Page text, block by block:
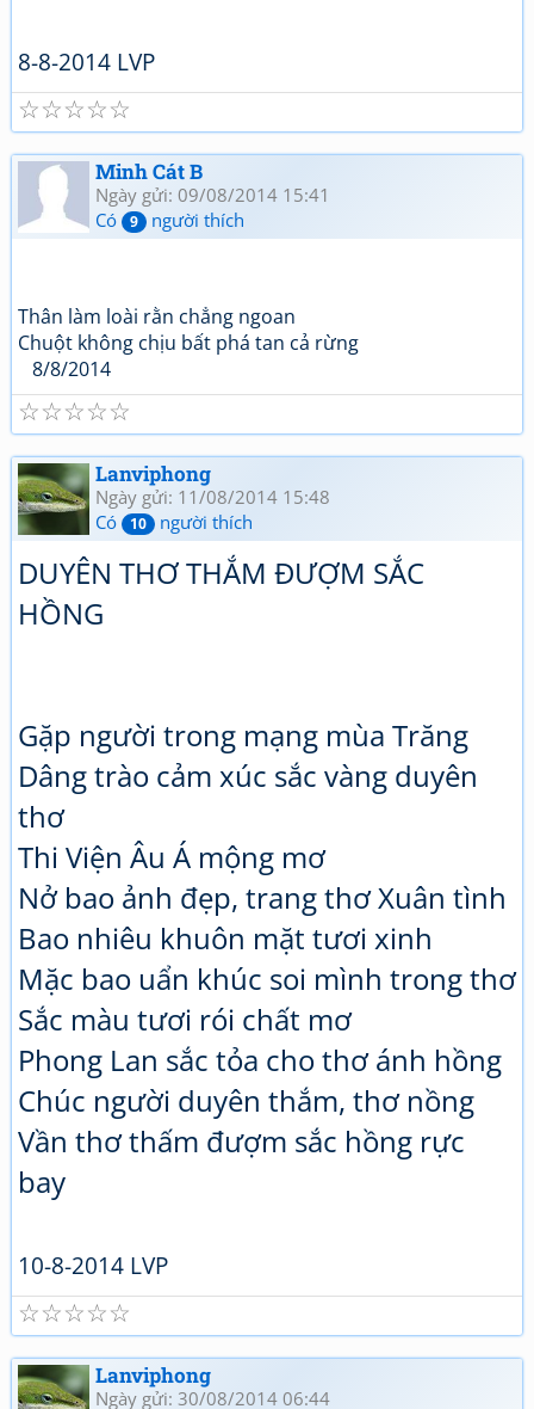
8-8-2014 LVP
☆
☆
☆
☆
☆
Minh Cát B
Ngày gửi: 09/08/2014 15:41
Có
9 người thích
Thân làm loài rằn chẳng ngoan
Chuột không chịu bất phá tan cả rừng
8/8/2014
☆
☆
☆
☆
☆
Lanviphong
Ngày gửi: 11/08/2014 15:48
Có
10 người thích
DUYÊN THƠ THẮM ĐƯỢM SẮC
HỒNG
Gặp người trong mạng mùa Trăng
Dâng trào cảm xúc sắc vàng duyên
thơ
Thi Viện Âu Á mộng mơ
Nở bao ảnh đẹp, trang thơ Xuân tình
Bao nhiêu khuôn mặt tươi xinh
Mặc bao uẩn khúc soi mình trong thơ
Sắc màu tươi rói chất mơ
Phong Lan sắc tỏa cho thơ ánh hồng
Chúc người duyên thắm, thơ nồng
Vần thơ thấm đượm sắc hồng rực
bay
10-8-2014 LVP
☆
☆
☆
☆
☆
Lanviphong
Ngày gửi: 30/08/2014 06:44